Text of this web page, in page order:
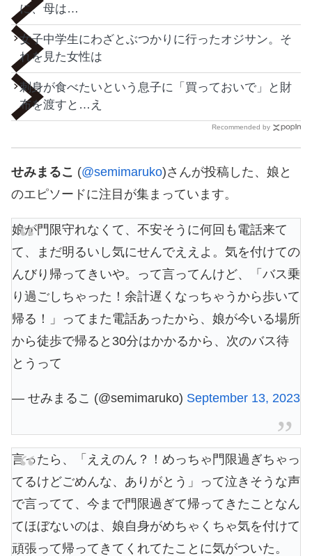
に、母は…
女子中学生にわざとぶつかりに行ったオジサン。そ
れを見た女性は
刺身が食べたいという息子に「買っておいで」と財
布を渡すと…え
Recommended by
せみまるこ (@semimaruko)さんが投稿した、娘と
のエピソードに注目が集まっています。
娘が門限守れなくて、不安そうに何回も電話来て
て、まだ明るいし気にせんでええよ。気を付けての
んびり帰ってきいや。って言ってんけど、「バス乗
り過ごしちゃった！余計遅くなっちゃうから歩いて
帰る！」ってまた電話あったから、娘が今いる場所
から徒歩で帰ると30分はかかるから、次のバス待
とうって
— せみまるこ (@semimaruko) September 13, 2023
言ったら、「ええのん？！めっちゃ門限過ぎちゃっ
てるけどごめんな、ありがとう」って泣きそうな声
で言ってて、今まで門限過ぎて帰ってきたことなん
てほぼないのは、娘自身がめちゃくちゃ気を付けて
頑張って帰ってきてくれてたことに気がついた。